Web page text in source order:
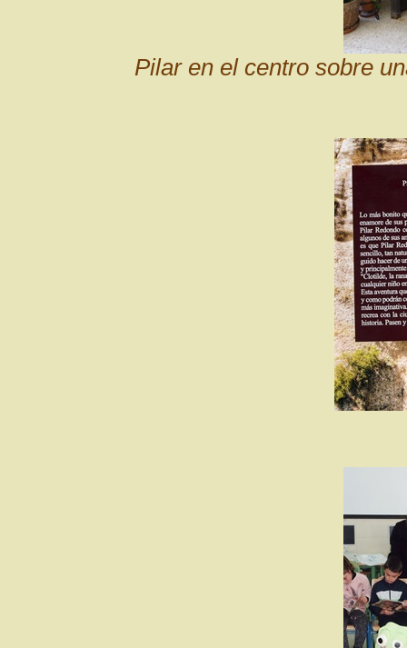
Pilar en el centro sobre